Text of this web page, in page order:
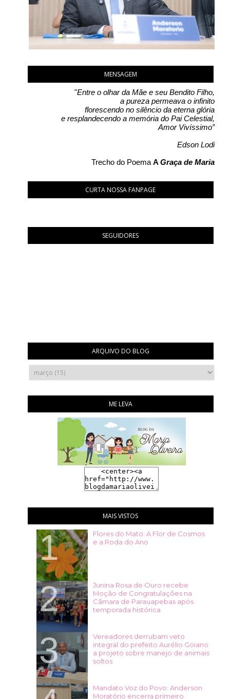
MENSAGEM
"Entre o olhar da Mãe e seu Bendito Filho,
a pureza permeava o infinito
florescendo no silêncio da eterna glória
e resplandecendo a memória do Pai Celestial,
Amor Vivíssimo”
Edson Lodi
Trecho do Poema A Graça de Maria
CURTA NOSSA FANPAGE
SEGUIDORES
ARQUIVO DO BLOG
ME LEVA
MAIS VISTOS
Flores do Mato: A Flor de Cosmos
e a Roda do Ano
Junina Rosa de Ouro recebe
Moção de Congratulações na
Câmara de Parauapebas após
temporada histórica
Vereadores derrubam veto
integral do prefeito Aurélio Goiano
a projeto sobre manejo de animais
soltos
Mandato Voz do Povo: Anderson
Moratório encerra primeiro